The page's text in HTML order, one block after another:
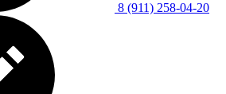
8 (911) 258-04-20